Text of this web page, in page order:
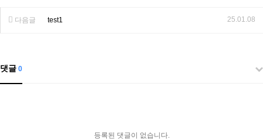
다음글 test1 25.01.08
댓글 0
등록된 댓글이 없습니다.